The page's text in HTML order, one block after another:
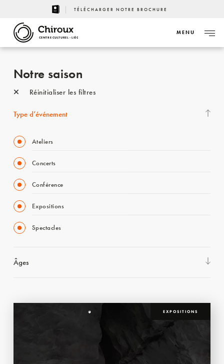
TÉLÉCHARGER NOTRE BROCHURE
CENTRE CULTUREL - LIÈGE
MENU
Notre saison
Réinitialiser les filtres
Type d’événement
Ateliers
Concerts
Conférence
Expositions
Spectacles
Âges
EXPOSITIONS